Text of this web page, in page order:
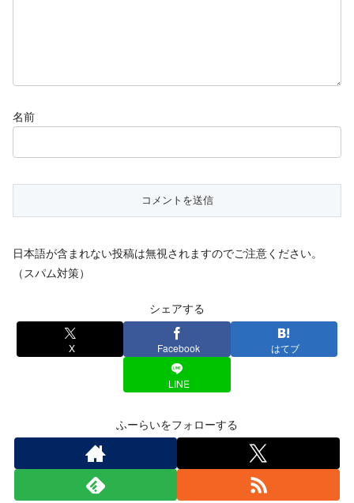
名前
日本語が含まれない投稿は無視されますのでご注意ください。
（スパム対策）
シェアする
X Facebook はてブ
LINE
ふーらいをフォローする